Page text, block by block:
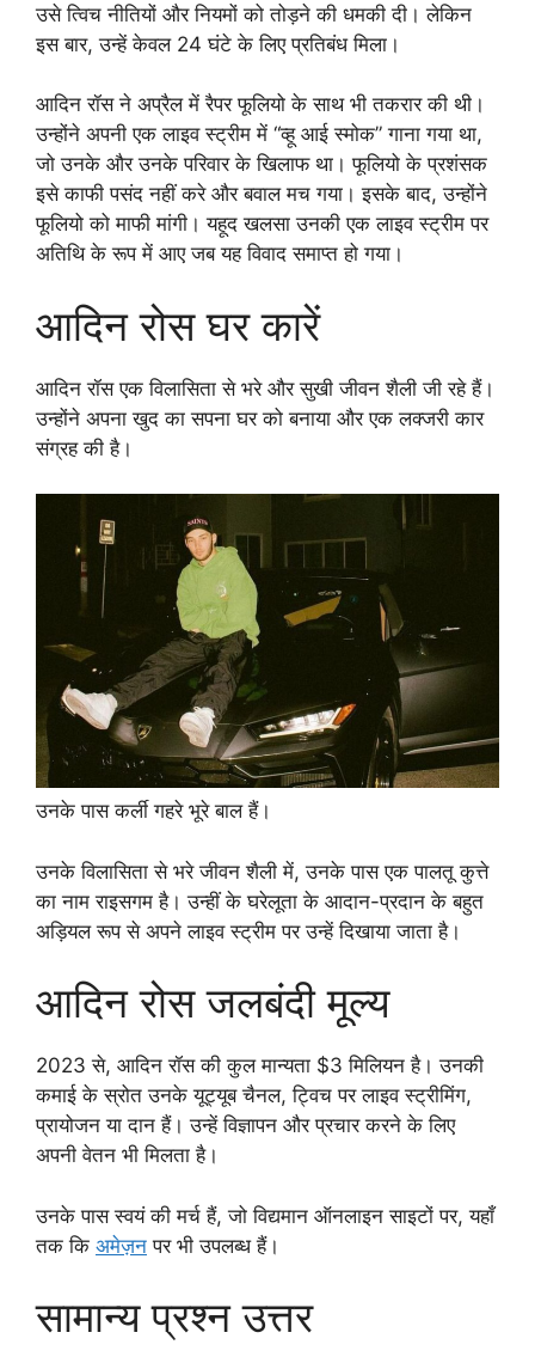
उसे त्विच नीतियों और नियमों को तोड़ने की धमकी दी। लेकिन
इस बार, उन्हें केवल 24 घंटे के लिए प्रतिबंध मिला।
आदिन रॉस ने अप्रैल में रैपर फूलियो के साथ भी तकरार की थी।
उन्होंने अपनी एक लाइव स्ट्रीम में “व्हू आई स्मोक” गाना गया था,
जो उनके और उनके परिवार के खिलाफ था। फूलियो के प्रशंसक
इसे काफी पसंद नहीं करे और बवाल मच गया। इसके बाद, उन्होंने
फूलियो को माफी मांगी। यहूद खलसा उनकी एक लाइव स्ट्रीम पर
अतिथि के रूप में आए जब यह विवाद समाप्त हो गया।
आदिन रोस घर कारें
आदिन रॉस एक विलासिता से भरे और सुखी जीवन शैली जी रहे हैं।
उन्होंने अपना खुद का सपना घर को बनाया और एक लक्जरी कार
संग्रह की है।
उनके पास कर्ली गहरे भूरे बाल हैं।
उनके विलासिता से भरे जीवन शैली में, उनके पास एक पालतू कुत्ते
का नाम राइसगम है। उन्हीं के घरेलूता के आदान-प्रदान के बहुत
अड़ियल रूप से अपने लाइव स्ट्रीम पर उन्हें दिखाया जाता है।
आदिन रोस जलबंदी मूल्य
2023 से, आदिन रॉस की कुल मान्यता $3 मिलियन है। उनकी
कमाई के स्रोत उनके यूट्यूब चैनल, ट्विच पर लाइव स्ट्रीमिंग,
प्रायोजन या दान हैं। उन्हें विज्ञापन और प्रचार करने के लिए
अपनी वेतन भी मिलता है।
उनके पास स्वयं की मर्च हैं, जो विद्यमान ऑनलाइन साइटों पर, यहाँ
तक कि अमेज़न पर भी उपलब्ध हैं।
सामान्य प्रश्न उत्तर